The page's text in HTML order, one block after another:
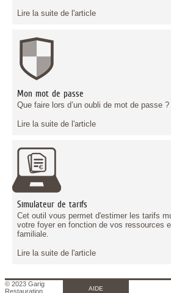
Lire la suite de l'article
Mon mot de passe
Que faire lors d’un oubli de mot de passe ?
Lire la suite de l'article
Simulateur de tarifs
Cet outil vous permet d'estimer les tarifs
votre foyer en fonction de vos ressources
familiale.
Lire la suite de l'article
© 2023 Garig
Restauration
AIDE